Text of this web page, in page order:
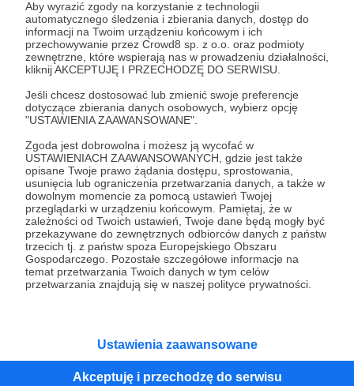
Aby wyrazić zgody na korzystanie z technologii
automatycznego śledzenia i zbierania danych, dostęp do
informacji na Twoim urządzeniu końcowym i ich
przechowywanie przez Crowd8 sp. z o.o. oraz podmioty
zewnętrzne, które wspierają nas w prowadzeniu działalności,
kliknij AKCEPTUJĘ I PRZECHODZĘ DO SERWISU.
Jeśli chcesz dostosować lub zmienić swoje preferencje
dotyczące zbierania danych osobowych, wybierz opcję
"USTAWIENIA ZAAWANSOWANE".
Zgoda jest dobrowolna i możesz ją wycofać w
USTAWIENIACH ZAAWANSOWANYCH, gdzie jest także
opisane Twoje prawo żądania dostępu, sprostowania,
usunięcia lub ograniczenia przetwarzania danych, a także w
dowolnym momencie za pomocą ustawień Twojej
przeglądarki w urządzeniu końcowym. Pamiętaj, że w
zależności od Twoich ustawień, Twoje dane będą mogły być
przekazywane do zewnętrznych odbiorców danych z państw
trzecich tj. z państw spoza Europejskiego Obszaru
Gospodarczego. Pozostałe szczegółowe informacje na
temat przetwarzania Twoich danych w tym celów
przetwarzania znajdują się w naszej polityce prywatności.
Ustawienia zaawansowane
Akceptuję i przechodzę do serwisu
Tak, przejdź do strony
Kategorie
O Patronite
Dodatkowe produkty
Pomoc
RegulaminPolityka prywatnościPatronite Commons
Unia Europejska